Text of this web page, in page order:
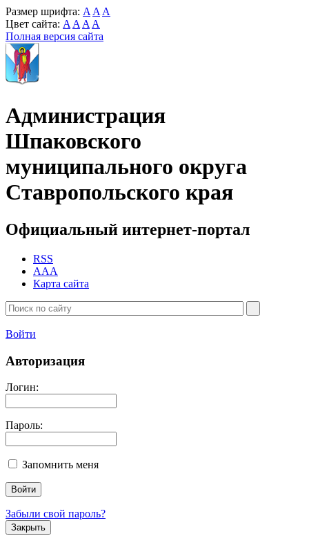
Размер шрифта: A A A
Цвет сайта: A A A A
Полная версия сайта
Администрация
Шпаковского
муниципального округа
Ставропольского края
Официальный интернет-портал
RSS
AAA
Карта сайта
Войти
Авторизация
Логин:
Пароль:
Запомнить меня
Забыли свой пароль?
Закрыть